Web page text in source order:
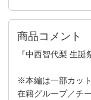
商品コメント
『中西智代梨 生誕
※本編は一部カッ
在籍グループ／チ